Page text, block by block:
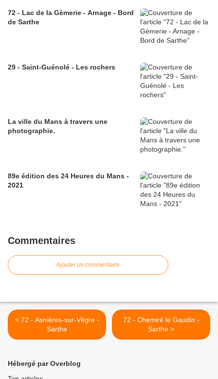
72 - Lac de la Gèmerie - Arnage - Bord
de Sarthe
29 - Saint-Guénolé - Les rochers
La ville du Mans à travers une
photographie.
89e édition des 24 Heures du Mans -
2021
Commentaires
Ajouter un commentaire
< 72 - Asnières-sur-Vègre -
Sarthe
72 - Chemiré le Gaudin -
Sarthe >
Hébergé par Overblog